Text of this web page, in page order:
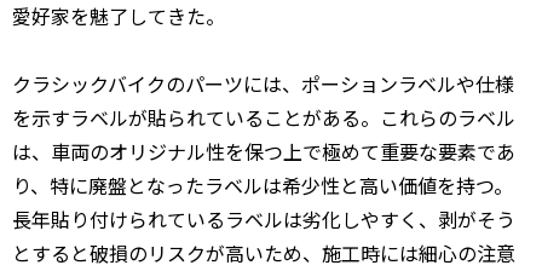
愛好家を魅了してきた。
クラシックバイクのパーツには、ポーションラベルや仕様
を示すラベルが貼られていることがある。これらのラベル
は、車両のオリジナル性を保つ上で極めて重要な要素であ
り、特に廃盤となったラベルは希少性と高い価値を持つ。
長年貼り付けられているラベルは劣化しやすく、剥がそう
とすると破損のリスクが高いため、施工時には細心の注意